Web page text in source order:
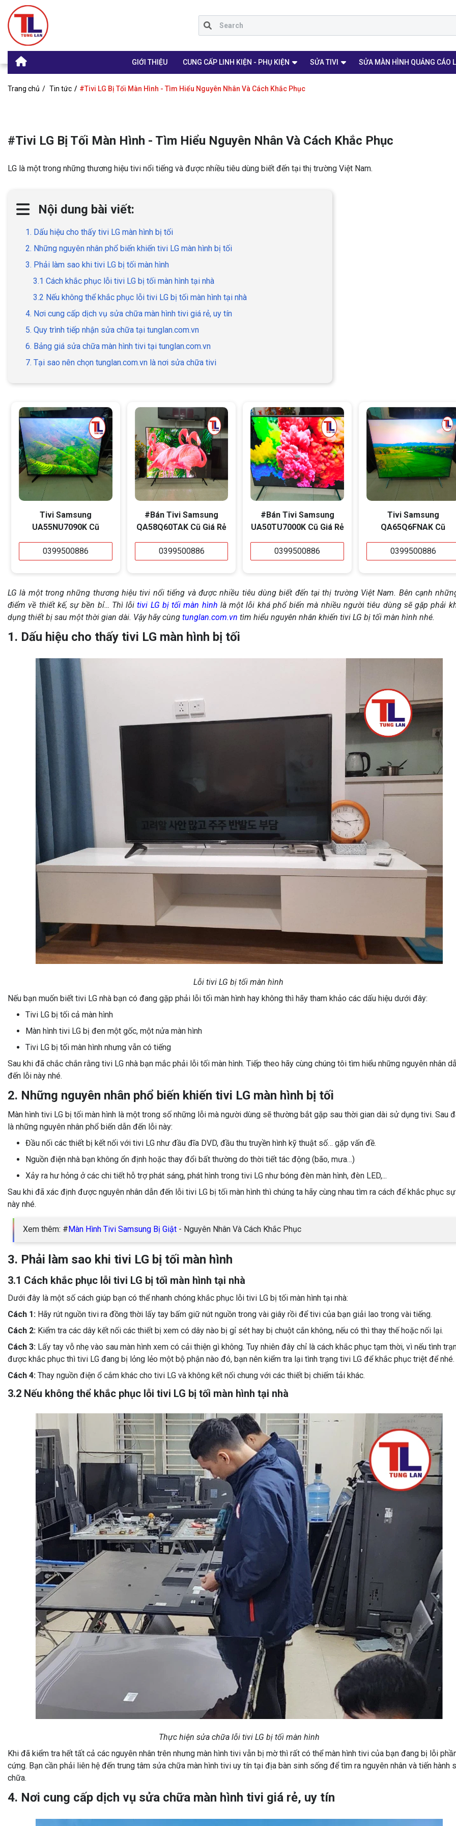
GIỚI THIỆU CUNG CẤP LINH KIỆN - PHỤ KIỆN SỬA TIVI SỬA MÀN HÌNH QUẢNG CÁO
Trang chủ Tin tức #Tivi LG Bị Tối Màn Hình - Tìm Hiểu Nguyên Nhân Và Cách Khắc Phục
#Tivi LG Bị Tối Màn Hình - Tìm Hiểu Nguyên Nhân Và Cách Khắc Phục
LG là một trong những thương hiệu tivi nổi tiếng và được nhiều tiêu dùng biết đến tại thị trường Việt Nam.
Nội dung bài viết:
1. Dấu hiệu cho thấy tivi LG màn hình bị tối
2. Những nguyên nhân phổ biến khiến tivi LG màn hình bị tối
3. Phải làm sao khi tivi LG bị tối màn hình
3.1 Cách khắc phục lỗi tivi LG bị tối màn hình tại nhà
3.2 Nếu không thể khắc phục lỗi tivi LG bị tối màn hình tại nhà
4. Nơi cung cấp dịch vụ sửa chữa màn hình tivi giá rẻ, uy tín
5. Quy trình tiếp nhận sửa chữa tại tunglan.com.vn
6. Bảng giá sửa chữa màn hình tivi tại tunglan.com.vn
7. Tại sao nên chọn tunglan.com.vn là nơi sửa chữa tivi
Tivi Samsung
UA55NU7090K Cũ
0399500886
#Bán Tivi Samsung
QA58Q60TAK Cũ Giá Rẻ
0399500886
#Bán Tivi Samsung
UA50TU7000K Cũ Giá Rẻ
0399500886
Tivi Samsung
QA65Q6FNAK Cũ
0399500886
LG là một trong những thương hiệu tivi nổi tiếng và được nhiều tiêu dùng biết đến tại thị trường Việt Nam. Bên cạnh
điểm về thiết kế, sự bền bỉ… Thì lỗitivi LG bị tối màn hình là một lỗi khá phổ biến mà nhiều người tiêu dùng sẽ gặp phải
dụng thiết bị sau một thời gian dài. Vậy hãy cùng tunglan.com.vn tìm hiểu nguyên nhân khiến tivi LG bị tối màn hình nhé.
1. Dấu hiệu cho thấy tivi LG màn hình bị tối
Lỗi tivi LG bị tối màn hình
Nếu bạn muốn biết tivi LG nhà bạn có đang gặp phải lỗi tối màn hình hay không thì hãy tham khảo các dấu hiệu dưới đây:
Tivi LG bị tối cả màn hình
Màn hình tivi LG bị đen một gốc, một nửa màn hình
Tivi LG bị tối màn hình nhưng vẫn có tiếng
Sau khi đã chắc chắn rằng tivi LG nhà bạn mắc phải lỗi tối màn hình. Tiếp theo hãy cùng chúng tôi tìm hiểu những nguyên nhân
đến lỗi này nhé.
2. Những nguyên nhân phổ biến khiến tivi LG màn hình bị tối
Màn hình tivi LG bị tối màn hình là một trong số những lỗi mà người dùng sẽ thường bắt gặp sau thời gian dài sử dụng tivi. Sau
là những nguyên nhân phổ biến dẫn đến lỗi này:
Đầu nối các thiết bị kết nối với tivi LG như đầu đĩa DVD, đầu thu truyền hình kỹ thuật số… gặp vấn đề.
Nguồn điện nhà bạn không ổn định hoặc thay đổi bất thường do thời tiết tác động (bão, mưa…)
Xảy ra hư hỏng ở các chi tiết hỗ trợ phát sáng, phát hình trong tivi LG như bóng đèn màn hình, đèn LED,...
Sau khi đã xác định được nguyên nhân dẫn đến lỗi tivi LG bị tối màn hình thì chúng ta hãy cùng nhau tìm ra cách để khắc phục
này nhé.
Xem thêm: #Màn Hình Tivi Samsung Bị Giật - Nguyên Nhân Và Cách Khắc Phục
3. Phải làm sao khi tivi LG bị tối màn hình
3.1 Cách khắc phục lỗi tivi LG bị tối màn hình tại nhà
Dưới đây là một số cách giúp bạn có thể nhanh chóng khắc phục lỗi tivi LG bị tối màn hình tại nhà:
Cách 1: Hãy rút nguồn tivi ra đồng thời lấy tay bấm giữ nút nguồn trong vài giây rồi để tivi của bạn giải lao trong vài tiếng.
Cách 2: Kiểm tra các dây kết nối các thiết bị xem có dây nào bị gỉ sét hay bị chuột cắn không, nếu có thì thay thế hoặc nối lại.
Cách 3: Lấy tay vỗ nhẹ vào sau màn hình xem có cải thiện gì không. Tuy nhiên đây chỉ là cách khắc phục tạm thời, vì nếu tình
được khắc phục thì tivi LG đang bị lỏng lẻo một bộ phận nào đó, bạn nên kiểm tra lại tình trạng tivi LG để khắc phục triệt để nhé.
Cách 4: Thay nguồn điện ổ cắm khác cho tivi LG và không kết nối chung với các thiết bị chiếm tải khác.
3.2 Nếu không thể khắc phục lỗi tivi LG bị tối màn hình tại nhà
Thực hiện sửa chữa lỗi tivi LG bị tối màn hình
Khi đã kiểm tra hết tất cả các nguyên nhân trên nhưng màn hình tivi vẫn bị mờ thì rất có thể màn hình tivi của bạn đang bị lỗi
cứng. Bạn cần phải liên hệ đến trung tâm sửa chữa màn hình tivi uy tín tại địa bàn sinh sống để tìm ra nguyên nhân và tiến hành
chữa.
4. Nơi cung cấp dịch vụ sửa chữa màn hình tivi giá rẻ, uy tín